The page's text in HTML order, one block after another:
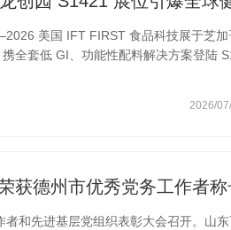
美国 IFT FIRST 食品科技展于芝加
全套低 GI、功能性配料解决方案登陆
，成为本届展会中国生物配料板块核心
汇聚全球千余家食品原料、生物科技、
2026/
获德州市优秀党务工作者称
和先进基层党组织表彰大会召开。山东